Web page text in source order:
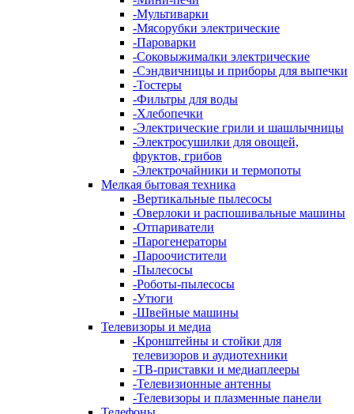
-Мультиварки
-Мясорубки электрические
-Пароварки
-Соковыжималки электрические
-Сэндвичницы и приборы для выпечки
-Тостеры
-Фильтры для воды
-Хлебопечки
-Электрические грили и шашлычницы
-Электросушилки для овощей,
фруктов, грибов
-Электрочайники и термопоты
Мелкая бытовая техника
-Вертикальные пылесосы
-Оверлоки и распошивальные машины
-Отпариватели
-Парогенераторы
-Пароочистители
-Пылесосы
-Роботы-пылесосы
-Утюги
-Швейные машины
Телевизоры и медиа
-Кронштейны и стойки для
телевизоров и аудиотехники
-ТВ-приставки и медиаплееры
-Телевизионные антенны
-Телевизоры и плазменные панели